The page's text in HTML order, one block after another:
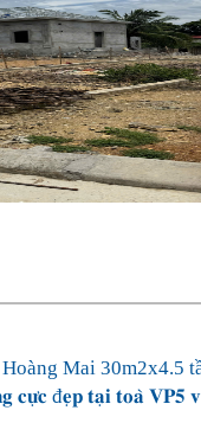
Mai 30m2x4.5
𝐜𝐮̛̣𝐜 đ𝐞̣𝐩 𝐭𝐚̣𝐢 𝐭𝐨𝐚̀ 𝐕𝐏𝟓